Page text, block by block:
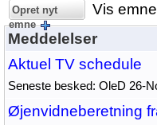
Opret nyt
emne
Vis
Meddelelser
Aktuel TV schedule
Seneste besked: OleD 26-
Øjenvidneberetning